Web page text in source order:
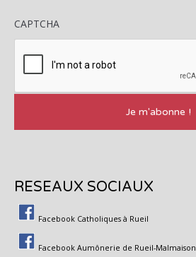
CAPTCHA
RESEAUX SOCIAUX
Facebook Catholiques à Rueil
Facebook Aumônerie de Rueil-Malmaison